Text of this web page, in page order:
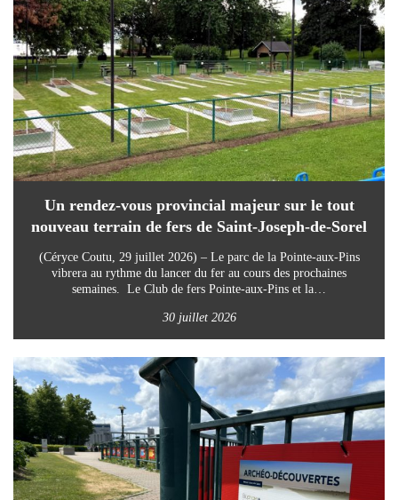
Un rendez-vous provincial majeur sur le tout
nouveau terrain de fers de Saint-Joseph-de-Sorel
(Céryce Coutu, 29 juillet 2026) – Le parc de la Pointe-aux-Pins
vibrera au rythme du lancer du fer au cours des prochaines
semaines. Le Club de fers Pointe-aux-Pins et la…
30 juillet 2026